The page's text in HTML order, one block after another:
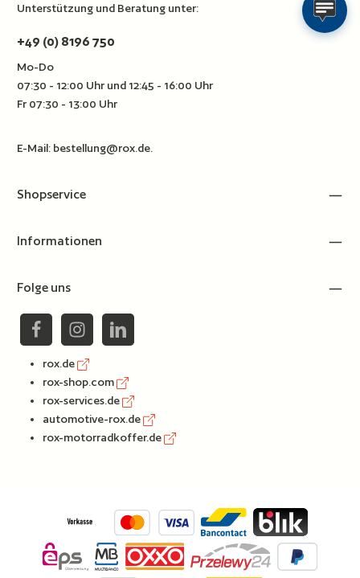
Unterstützung und Beratung unter:
+49 (0) 8196 750
Mo-Do
07:30 - 12:00 Uhr und 12:45 - 16:00 Uhr
Fr 07:30 - 13:00 Uhr
E-Mail: bestellung@rox.de.
Shopservice
Informationen
Folge uns
rox.de
rox-shop.com
rox-services.de
automotive-rox.de
rox-motorradkoffer.de